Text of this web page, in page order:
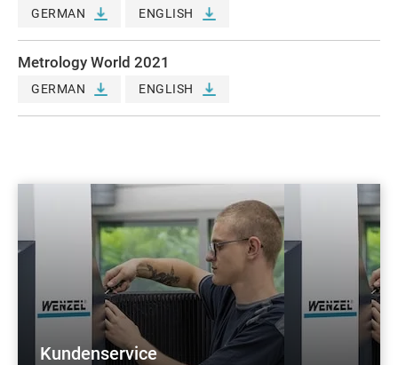
GERMAN ENGLISH
Metrology World 2021
GERMAN ENGLISH
Kundenservice